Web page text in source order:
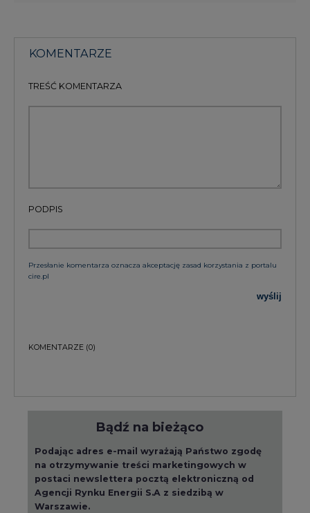
KOMENTARZE
TREŚĆ KOMENTARZA
PODPIS
Przesłanie komentarza oznacza akceptację zasad korzystania z portalu
cire.pl
wyślij
KOMENTARZE (0)
Bądź na bieżąco
Podając adres e-mail wyrażają Państwo zgodę
na otrzymywanie treści marketingowych w
postaci newslettera pocztą elektroniczną od
Agencji Rynku Energii S.A z siedzibą w
Warszawie.